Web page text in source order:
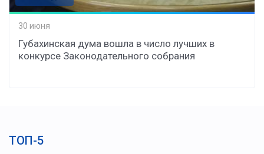
30 июня
Губахинская дума вошла в число лучших в
конкурсе Законодательного собрания
ТОП-5